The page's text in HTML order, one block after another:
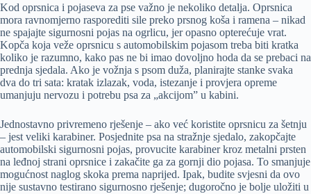
Kod oprsnica i pojaseva za pse važno je nekoliko detalja. Oprsnica
mora ravnomjerno rasporediti sile preko prsnog koša i ramena – nikad
ne spajajte sigurnosni pojas na ogrlicu, jer opasno opterećuje vrat.
Kopča koja veže oprsnicu s automobilskim pojasom treba biti kratka
koliko je razumno, kako pas ne bi imao dovoljno hoda da se prebaci na
prednja sjedala. Ako je vožnja s psom duža, planirajte stanke svaka
dva do tri sata: kratak izlazak, voda, istezanje i provjera opreme
umanjuju nervozu i potrebu psa za „akcijom” u kabini.
Jednostavno privremeno rješenje – ako već koristite oprsnicu za šetnju
– jest veliki karabiner. Posjednite psa na stražnje sjedalo, zakopčajte
automobilski sigurnosni pojas, provucite karabiner kroz metalni prsten
na leđnoj strani oprsnice i zakačite ga za gornji dio pojasa. To smanjuje
mogućnost naglog skoka prema naprijed. Ipak, budite svjesni da ovo
nije sustavno testirano sigurnosno rješenje; dugoročno je bolje uložiti u